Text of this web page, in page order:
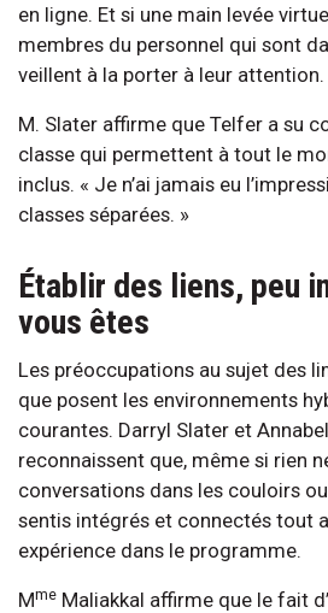
en ligne. Et si une main levée
membres du personnel qui sont
veillent à la porter à leur attention.
M. Slater affirme que Telfer a su
classe qui permettent à tout le
inclus. « Je n’ai jamais eu
classes séparées. »
Établir des liens, peu
vous êtes
Les préoccupations au sujet des
que posent les environnements
courantes. Darryl Slater et
reconnaissent que, même si rien
conversations dans les couloirs
sentis intégrés et connectés tout
expérience dans le programme.
Mme Maliakkal affirme que le fait